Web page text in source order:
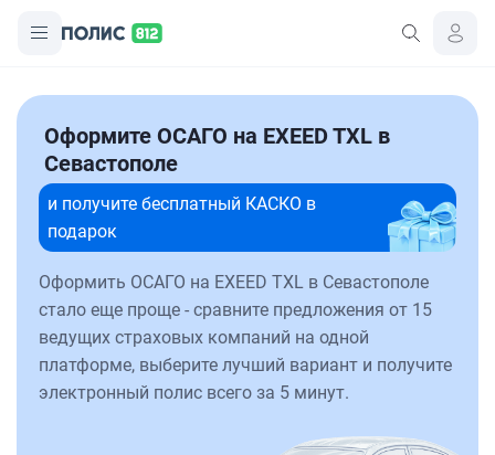
Оформите ОСАГО на EXEED TXL в
Севастополе
и получите бесплатный КАСКО в
подарок
Оформить ОСАГО на EXEED TXL в Севастополе
стало еще проще - сравните предложения от 15
ведущих страховых компаний на одной
платформе, выберите лучший вариант и получите
электронный полис всего за 5 минут.